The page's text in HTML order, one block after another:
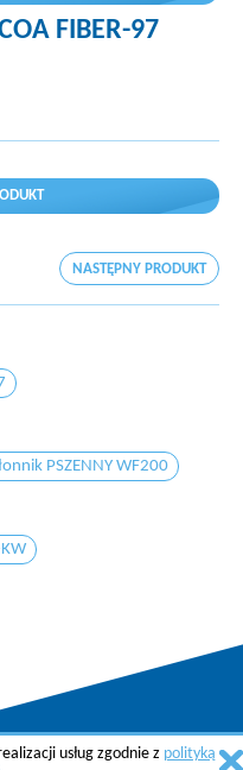
FIBER-97
NASTĘPNY PRODUKT
PSZENNY WF200
2015 AGREMA Poland Sp. z o.o.
usług zgodnie z polityką